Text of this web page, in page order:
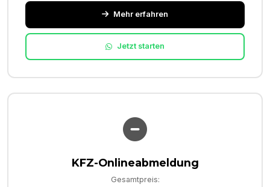
Mehr erfahren
Jetzt starten
KFZ-Onlineabmeldung
Gesamtpreis: